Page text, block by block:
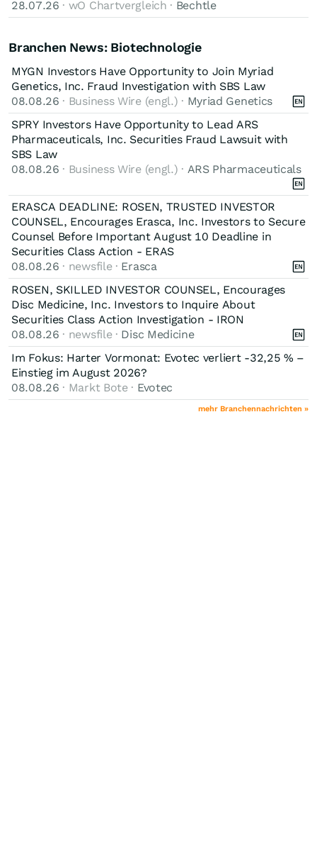
28.07.26 · wO Chartvergleich · Bechtle
Branchen News: Biotechnologie
MYGN Investors Have Opportunity to Join Myriad
Genetics, Inc. Fraud Investigation with SBS Law
08.08.26 · Business Wire (engl.) · Myriad Genetics
SPRY Investors Have Opportunity to Lead ARS
Pharmaceuticals, Inc. Securities Fraud Lawsuit with
SBS Law
08.08.26 · Business Wire (engl.) · ARS Pharmaceuticals
ERASCA DEADLINE: ROSEN, TRUSTED INVESTOR
COUNSEL, Encourages Erasca, Inc. Investors to Secure
Counsel Before Important August 10 Deadline in
Securities Class Action - ERAS
08.08.26 · newsfile · Erasca
ROSEN, SKILLED INVESTOR COUNSEL, Encourages
Disc Medicine, Inc. Investors to Inquire About
Securities Class Action Investigation - IRON
08.08.26 · newsfile · Disc Medicine
Im Fokus: Harter Vormonat: Evotec verliert -32,25 % –
Einstieg im August 2026?
08.08.26 · Markt Bote · Evotec
mehr Branchennachrichten »